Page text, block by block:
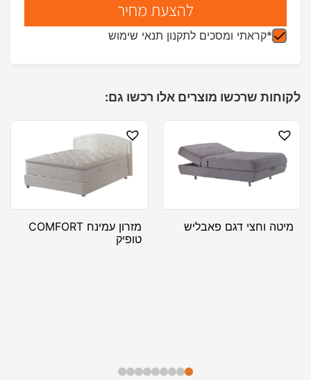
*קראתי ומסכים לתקנון תנאי שימוש
לקוחות שרכשו מוצרים אלו רכשו גם:
מיטה וחצי דגם פאבליש
מזרון עמינח COMFORT
טופיק